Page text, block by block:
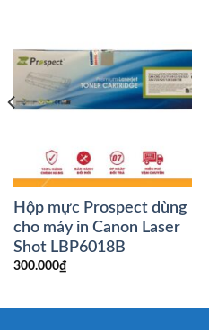
Hộp mực Prospect dùng
cho máy in Canon Laser
Shot LBP6018B
300.000₫